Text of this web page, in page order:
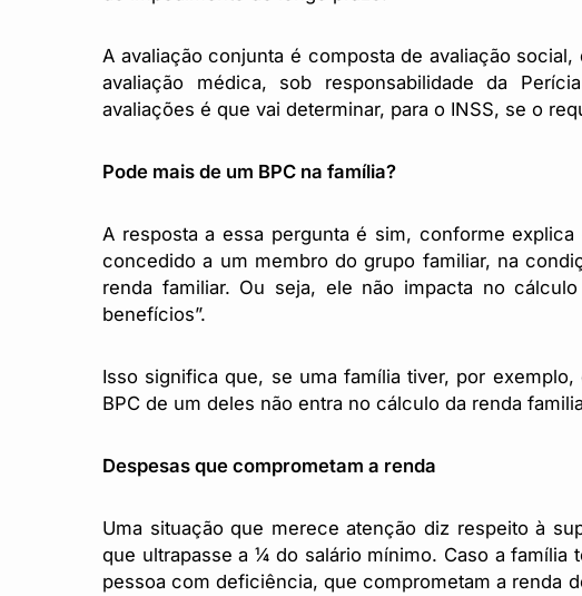
A avaliação conjunta é composta de avaliação
avaliação médica, sob responsabilidade da
avaliações é que vai determinar, para o INSS, se o
Pode mais de um BPC na família?
A resposta a essa pergunta é sim, conforme
concedido a um membro do grupo familiar, na
renda familiar. Ou seja, ele não impacta no
benefícios”.
Isso significa que, se uma família tiver, por
BPC de um deles não entra no cálculo da renda
Despesas que comprometam a renda
Uma situação que merece atenção diz respeito à
que ultrapasse a ¼ do salário mínimo. Caso a família
pessoa com deficiência, que comprometam a renda